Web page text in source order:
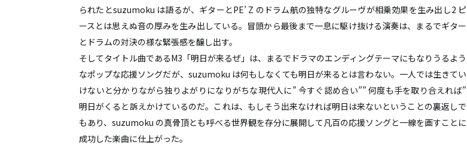
HOME
ABOUT
ACCESS
CONTACT
られたとsuzumoku は語るが、ギターとPE’ Z のドラム航の独特なグルーヴが相乗効果を生み出し2 ピ
ースとは思えぬ音の厚みを生み出している。冒頭から最後まで一息に駆け抜ける演奏は、まるでギター
とドラムの対決の様な緊張感を醸し出す。
そしてタイトル曲であるM3「明日が来るぜ」は、まるでドラマのエンディングテーマにもなりうるよう
なポップな応援ソングだが、suzumoku は何もしなくても明日が来るとは言わない。一人では生きてい
けないと分かりながら独りよがりになりがちな現代人に” 今すぐ認め合い”” 何度も手を取り合えれば”
明日がくると訴えかけているのだ。これは、もしそう出来なければ明日は来ないということの裏返しで
もあり、suzumoku の真骨頂とも呼べる世界観を存分に展開して凡百の応援ソングと一線を画すことに
成功した楽曲に仕上がった。